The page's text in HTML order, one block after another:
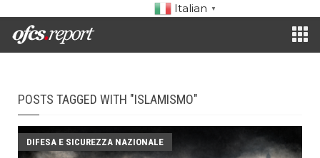
Italian ▼
POSTS TAGGED WITH "ISLAMISMO"
DIFESA E SICUREZZA NAZIONALE